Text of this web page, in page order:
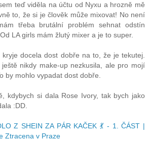
teď viděla na účtu od Nyxu a hrozně mě
to, že si je člověk může mixovat! No není
třeba brutální problém sehnat odstín
LA girls mám žlutý mixer a je to super.
kryje docela dost dobře na to, že je tekutej.
nikdy make-up nezkusila, ale pro mojí
by mohlo vypadat dost dobře.
kdybych si dala Rose Ivory, tak bych jako
:DD.
Z SHEIN ZA PÁR KAČEK 💃 - 1. ČÁST |
Ztracena v Praze